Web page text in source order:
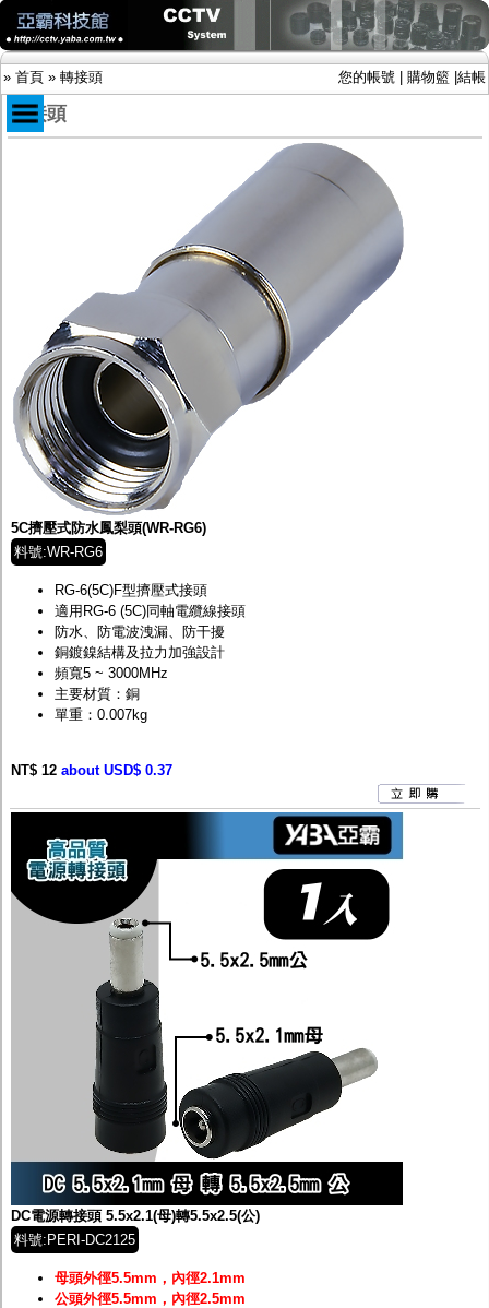
» 首頁 » 轉接頭 您的帳號 購物籃 結帳
IP網路攝影機及錄放影機
AHD DVR數位錄放影機
AHD半球型(適用屋內)
AHD中小型紅外線攝影機(適用騎樓、室內外)
AHD防護罩型攝影機(適用屋外，紅外線照射
距離遠）
AHD特殊功能型攝影機
旋轉型攝影機.旋轉台
傳統高解析攝影機
鏡頭
投光設備
防護罩及支架
多路攝影機單軸傳輸
監聽器.麥克風
網路設備
視訊轉換設備
雙絞線傳輸器
雜訊改善器
分配放大器
網路線用水晶頭
網路線
懶人線.同軸線.花線
線頭.插座.延長線.HDMI線
集線盒.防水盒.配線盒
變壓器.避雷器
偽裝嚇阻假監視器. 警示防盜貼紙
電腦工業機殼
轉接頭
5C擠壓式防水鳳梨頭(WR-RG6)
料號:WR-RG6
RG-6(5C)F型擠壓式接頭
適用RG-6 (5C)同軸電纜線接頭
防水、防電波洩漏、防干擾
銅鍍鎳結構及拉力加強設計
頻寬5 ~ 3000MHz
主要材質：銅
單重：0.007kg
NT$ 12 about USD$ 0.37
DC電源轉接頭 5.5x2.1(母)轉5.5x2.5(公)
料號:PERI-DC2125
母頭外徑5.5mm，內徑2.1mm
公頭外徑5.5mm，內徑2.5mm